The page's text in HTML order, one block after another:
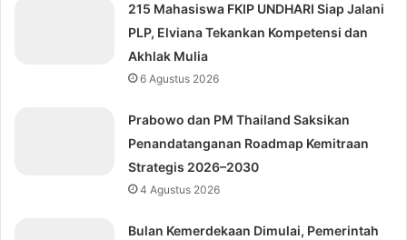
215 Mahasiswa FKIP UNDHARI Siap Jalani
PLP, Elviana Tekankan Kompetensi dan
Akhlak Mulia
6 Agustus 2026
Prabowo dan PM Thailand Saksikan
Penandatanganan Roadmap Kemitraan
Strategis 2026–2030
4 Agustus 2026
Bulan Kemerdekaan Dimulai, Pemerintah